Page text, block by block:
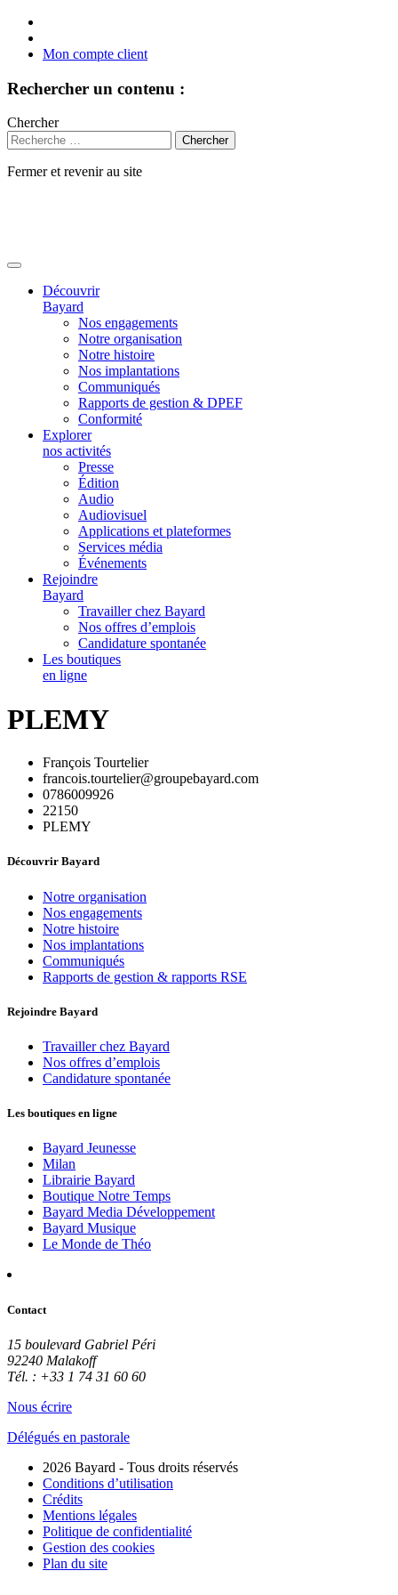
Mon compte client
Rechercher un contenu :
Chercher
Fermer et revenir au site
Découvrir
Bayard
Nos engagements
Notre organisation
Notre histoire
Nos implantations
Communiqués
Rapports de gestion & DPEF
Conformité
Explorer
nos activités
Presse
Édition
Audio
Audiovisuel
Applications et plateformes
Services média
Événements
Rejoindre
Bayard
Travailler chez Bayard
Nos offres d’emplois
Candidature spontanée
Les boutiques
en ligne
PLEMY
François Tourtelier
francois.tourtelier@groupebayard.com
0786009926
22150
PLEMY
Découvrir Bayard
Notre organisation
Nos engagements
Notre histoire
Nos implantations
Communiqués
Rapports de gestion & rapports RSE
Rejoindre Bayard
Travailler chez Bayard
Nos offres d’emplois
Candidature spontanée
Les boutiques en ligne
Bayard Jeunesse
Milan
Librairie Bayard
Boutique Notre Temps
Bayard Media Développement
Bayard Musique
Le Monde de Théo
Contact
15 boulevard Gabriel Péri
92240 Malakoff
Tél. : +33 1 74 31 60 60
Nous écrire
Délégués en pastorale
2026 Bayard - Tous droits réservés
Conditions d’utilisation
Crédits
Mentions légales
Politique de confidentialité
Gestion des cookies
Plan du site